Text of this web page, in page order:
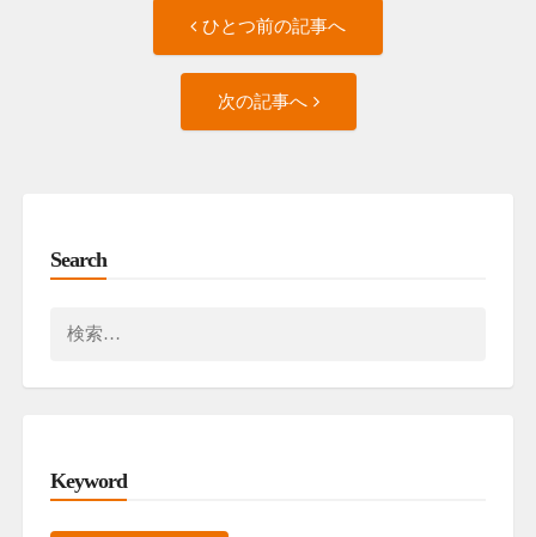
navigation
ひとつ前の記事へ
次の記事へ
Search
Keyword